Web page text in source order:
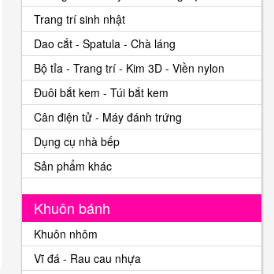
Trang trí sinh nhật
Dao cắt - Spatula - Chà láng
Bộ tỉa - Trang trí - Kim 3D - Viền nylon
Đuôi bắt kem - Túi bắt kem
Cân điện tử - Máy đánh trứng
Dụng cụ nhà bếp
Sản phẩm khác
Khuôn bánh
Khuôn nhôm
Vĩ đá - Rau cau nhựa